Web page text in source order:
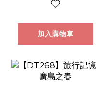
加入購物車